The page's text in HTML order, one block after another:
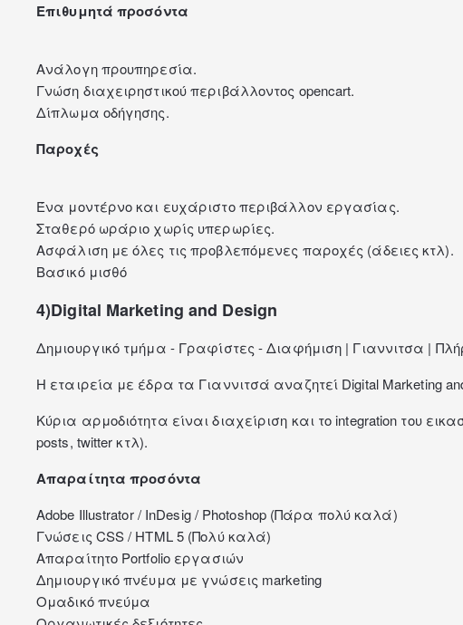
Επιθυμητά προσόντα
Ανάλογη προυπηρεσία.
Γνώση διαχειρηστικού περιβάλλοντος opencart.
Δίπλωμα οδήγησης.
Παροχές
Ένα μοντέρνο και ευχάριστο περιβάλλον εργασίας.
Σταθερό ωράριο χωρίς υπερωρίες.
Ασφάλιση με όλες τις προβλεπόμενες παροχές (άδειες κτλ).
Βασικό μισθό
4)Digital Marketing and Design
Δημιουργικό τμήμα - Γραφίστες - Διαφήμιση | Γιαννιτσα |
Η εταιρεία με έδρα τα Γιαννιτσά αναζητεί Digital Marketing
Κύρια αρμοδιότητα είναι διαχείριση και το integration του
posts, twitter κτλ).
Απαραίτητα προσόντα
Adobe Illustrator / InDesig / Photoshop (Πάρα πολύ καλά)
Γνώσεις CSS / HTML 5 (Πολύ καλά)
Απαραίτητο Portfolio εργασιών
Δημιουργικό πνέυμα με γνώσεις marketing
Ομαδικό πνεύμα